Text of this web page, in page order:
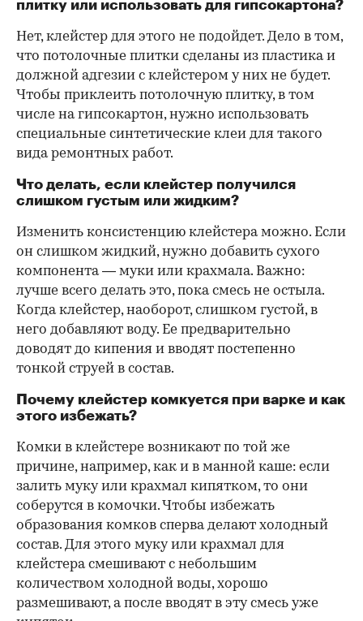
плитку или использовать для гипсокартона?
Нет, клейстер для этого не подойдет. Дело в том,
что потолочные плитки сделаны из пластика и
должной адгезии с клейстером у них не будет.
Чтобы приклеить потолочную плитку, в том
числе на гипсокартон, нужно использовать
специальные синтетические клеи для такого
вида ремонтных работ.
Что делать, если клейстер получился
слишком густым или жидким?
Изменить консистенцию клейстера можно. Если
он слишком жидкий, нужно добавить сухого
компонента — муки или крахмала. Важно:
лучше всего делать это, пока смесь не остыла.
Когда клейстер, наоборот, слишком густой, в
него добавляют воду. Ее предварительно
доводят до кипения и вводят постепенно
тонкой струей в состав.
Почему клейстер комкуется при варке и как
этого избежать?
Комки в клейстере возникают по той же
причине, например, как и в манной каше: если
залить муку или крахмал кипятком, то они
соберутся в комочки. Чтобы избежать
образования комков сперва делают холодный
состав. Для этого муку или крахмал для
клейстера смешивают с небольшим
количеством холодной воды, хорошо
размешивают, а после вводят в эту смесь уже